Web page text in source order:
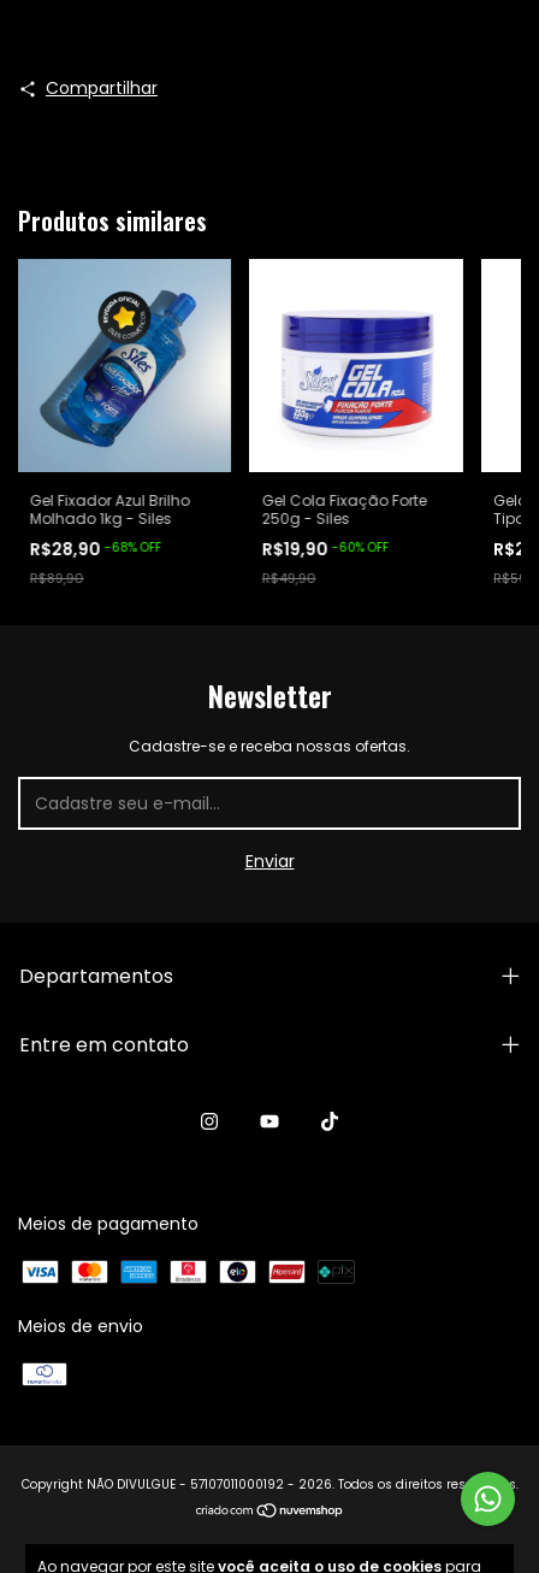
Ao navegar por este sitevocê aceita o uso de cookiespara
Compartilhar
Produtos similares
Gel Fixador Azul Brilho
Molhado 1kg - Siles
R$28,90-68%OFF
R$89,90
Gel Cola Fixação Forte
250g - Siles
R$19,90-60%OFF
R$49,90
Tipo
Newsletter
Cadastre-se e receba nossas ofertas.
Departamentos
Entre em contato
Meios de pagamento
Meios de envio
Copyright NÃO DIVULGUE - 57107011000192 - 2026. Todos os direitos reservados.